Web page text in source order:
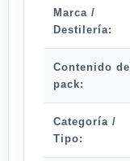
Marca /
Destilería:
Contenido del
pack:
Categoría /
Tipo: